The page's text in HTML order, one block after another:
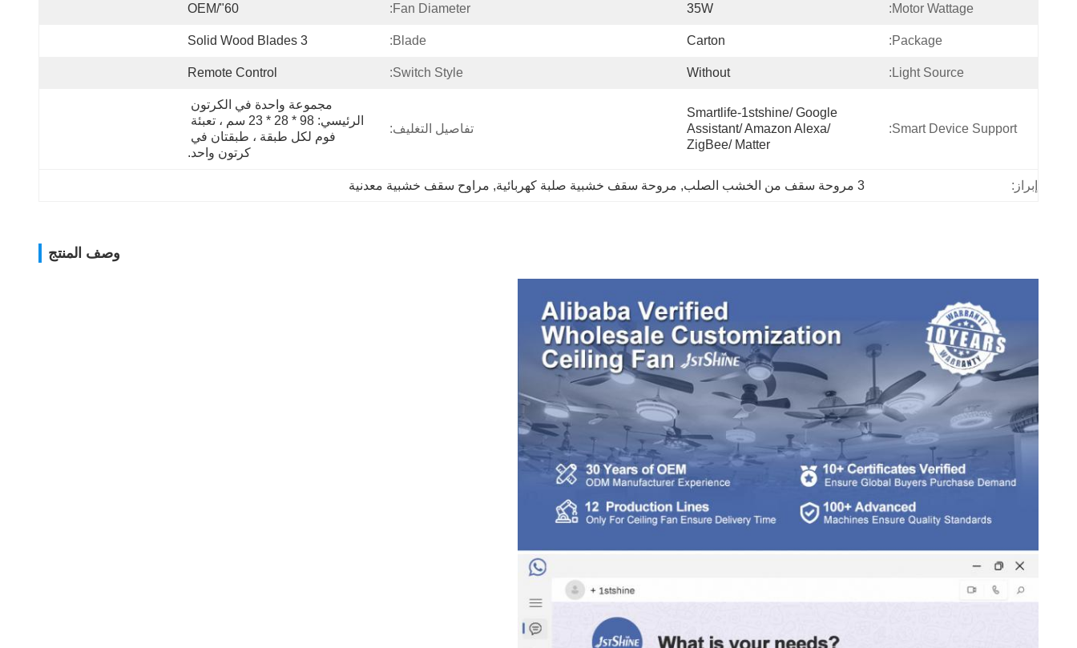
Motor Wattage:
35W
Fan Diameter:
60"/OEM
Package:
Carton
Blade:
3 Solid Wood Blades
Light Source:
Without
Switch Style:
Remote Control
Smart Device Support:
Smartlife-1stshine/ Google
Assistant/ Amazon Alexa/
ZigBee/ Matter
تفاصيل التغليف:
كرتون واحد.
إبراز: 3 مروحة سقف من الخشب الصلب , مروحة سقف خشبية صلبة كهربائية, مراوح سقف خشبية معدنية
وصف المنتج